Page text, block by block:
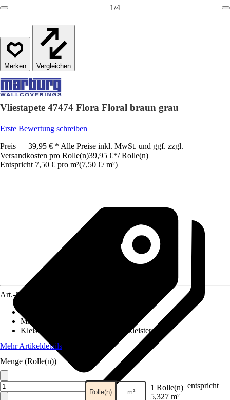
1/4
Vergleichen
Vliestapete 47474 Flora Floral braun grau
Erste Bewertung schreiben
Preis — 39,95 € * Alle Preise inkl. MwSt. und ggf. zzgl.
Versandkosten pro Rolle(n)39,95 €*/ Rolle(n)
Entspricht 7,50 € pro m²(7,50 €/ m²)
Art.-Nr.
Maße (BxH)
Kleisterempfehlung
Vliestapetenkleister
Mehr Artikeldetails
Menge (Rolle(n))
Rolle(n) m² 1 Rolle(n) entspricht
5,327 m²